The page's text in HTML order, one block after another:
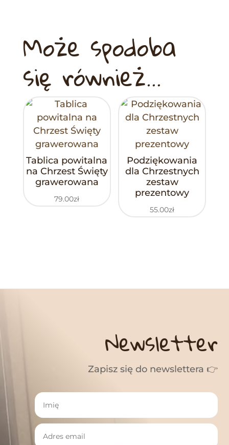
Może spodoba
się również…
Tablica powitalna
na Chrzest Święty
grawerowana
79.00zł
Podziękowania
dla Chrzestnych
zestaw
prezentowy
55.00zł
Newsletter
Zapisz się do newslettera 👉